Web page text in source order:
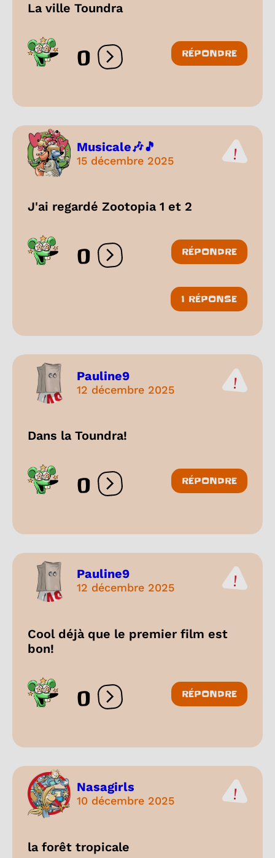
La ville Toundra
0 Ouvrir les réactions
RÉPONDRE
Musicale🎶🎵
15 décembre 2025
J'ai regardé Zootopia 1 et 2
0 Ouvrir les réactions
RÉPONDRE
1 RÉPONSE
Pauline9
12 décembre 2025
Dans la Toundra!
0 Ouvrir les réactions
RÉPONDRE
Pauline9
12 décembre 2025
Cool déjà que le premier film est
bon!
0 Ouvrir les réactions
RÉPONDRE
Nasagirls
10 décembre 2025
la forêt tropicale